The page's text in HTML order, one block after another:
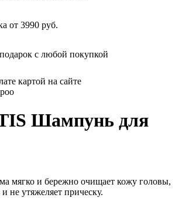
от 3990 руб.
с любой покупкой
картой на сайте
Шампунь для
мягко и бережно очищает кожу головы,
не утяжеляет прическу.